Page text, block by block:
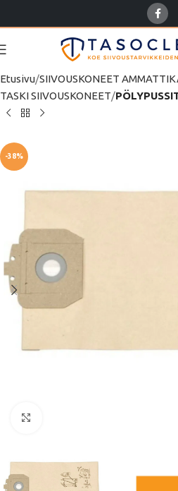
Etusivu SIIVOUSKONEET
TASKI SIIVOUSKONEET
-38%